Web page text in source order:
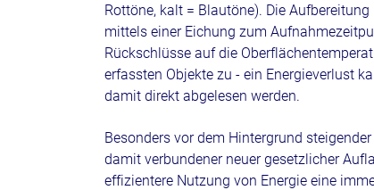
Rottöne, kalt = Blautöne). Die
mittels einer Eichung zum
Rückschlüsse auf die
erfassten Objekte zu - ein Energieverlust
damit direkt abgelesen werden.
Besonders vor dem Hintergrund
damit verbundener neuer gesetzlicher
effizientere Nutzung von Energie eine